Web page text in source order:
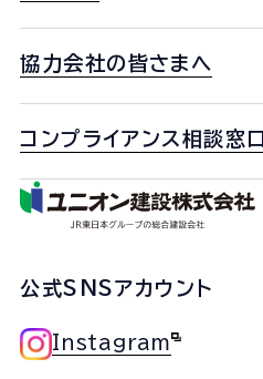
協力会社の皆さまへ
コンプライアンス相談窓口
公式SNSアカウント
Instagram